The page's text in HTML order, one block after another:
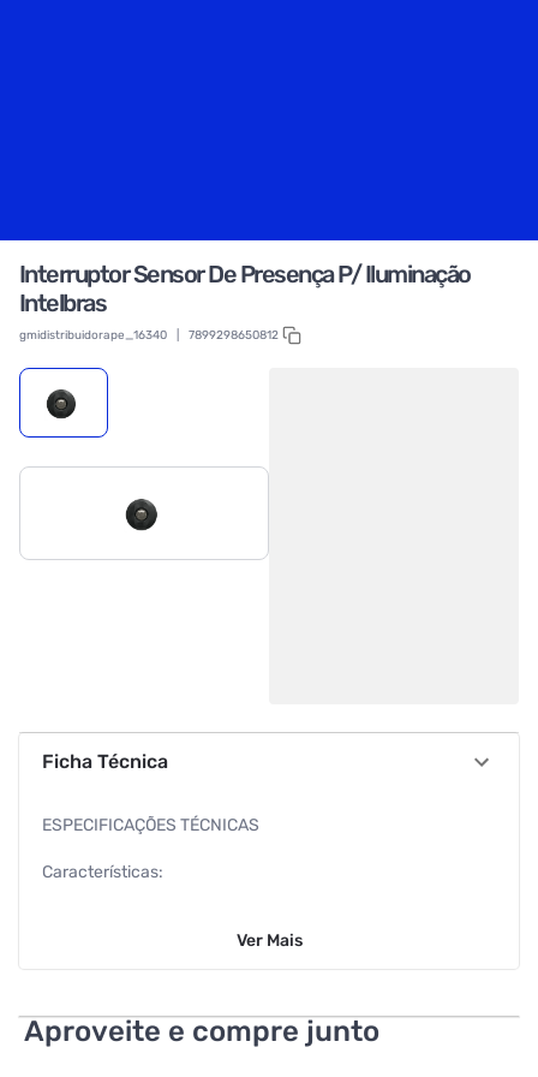
Interruptor Sensor De Presença P/ Iluminação
Intelbras
gmidistribuidorape_16340 7899298650812
Ficha Técnica
ESPECIFICAÇÕES TÉCNICAS
Características:
Especificações:
Ver Mais
Aproveite e compre junto